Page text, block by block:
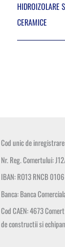
HIDROIZOLARE
CERAMICE
Cod unic de
Nr. Reg. Comertului:
IBAN: RO13 RNCB
Banca: Banca
Cod CAEN: 4673
de constructii si